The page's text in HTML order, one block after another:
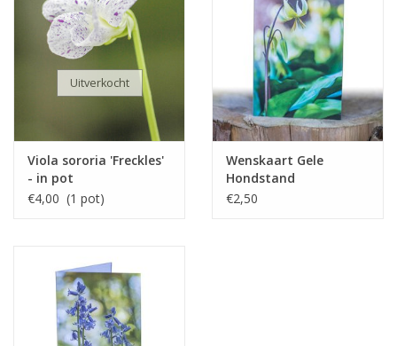
Uitverkocht
Viola sororia 'Freckles'
- in pot
€4,00 (1 pot)
Wenskaart Gele
Hondstand
€2,50